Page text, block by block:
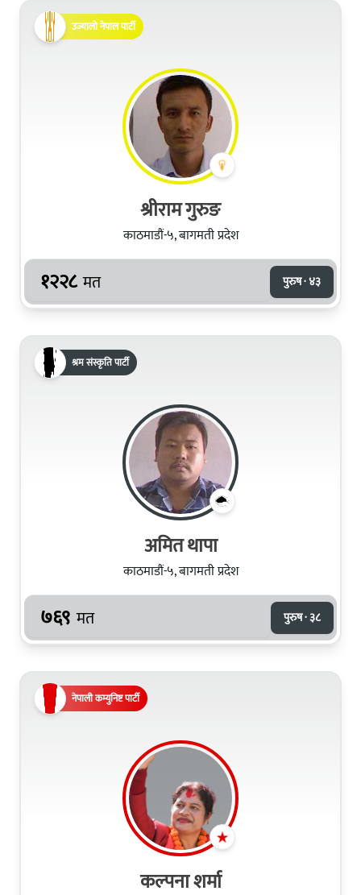
उज्यालो नेपाल पार्टी
श्रीराम गुरुङ
काठमाडौं-५, बागमती प्रदेश
१२२८ मत पुरुष · ४३
श्रम संस्कृति पार्टी
अमित थापा
काठमाडौं-५, बागमती प्रदेश
७६९ मत पुरुष · ३८
नेपाली कम्युनिष्ट पार्टी
कल्पना शर्मा